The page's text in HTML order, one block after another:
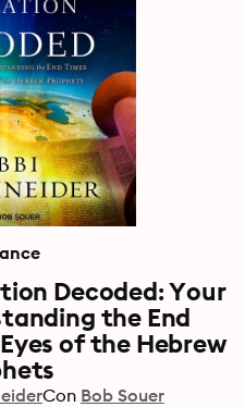
Decoded: Your
the End
of the Hebrew
Con Bob Souer